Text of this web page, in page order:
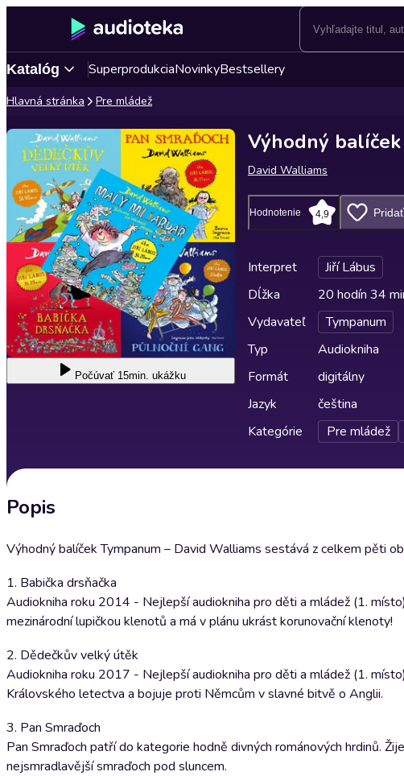
Katalóg SuperprodukciaNovinkyBestsellery
Hlavná stránka Pre mládež
Počúvať 15min. ukážku
Výhodný
David Walliams
Hodnotenie 4,9
Interpret
Jiří Lábus
Dĺžka
20 hodín 34
Vydavateľ
Tympanum
Typ
Audiokniha
Formát
digitálny
Jazyk
čeština
Kategórie
Pre mládež
Popis
Výhodný balíček Tympanum – David Walliams sestává z celkem pěti
1. Babička drsňačka
Audiokniha roku 2014 - Nejlepší audiokniha pro děti a mládež (1.
mezinárodní lupičkou klenotů a má v plánu ukrást korunovační klenoty!
2. Dědečkův velký útěk
Audiokniha roku 2017 - Nejlepší audiokniha pro děti a mládež (1.
Královského letectva a bojuje proti Němcům v slavné bitvě o Anglii.
3. Pan Smraďoch
Pan Smraďoch patří do kategorie hodně divných románových hrdinů.
nejsmradlavější smraďoch pod sluncem.